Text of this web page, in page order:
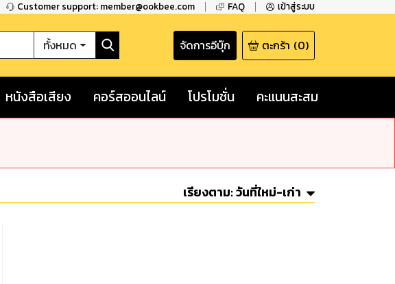
Customer support: member@ookbee.com FAQ เข้าสู่ระบบ
ทั้งหมด จัดการอีบุ๊ก ตะกร้า (0)
หนังสือเสียง คอร์สออนไลน์ โปรโมชั่น คะแนนสะสม
เรียงตาม:วันที่ใหม่-เก่า